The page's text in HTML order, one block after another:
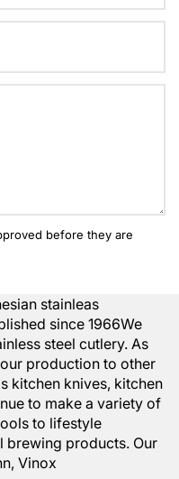
before they are
stainleas
since 1966We
steel cutlery. As
production to other
kitchen knives, kitchen
to make a variety of
to lifestyle
brewing products. Our
Vinox